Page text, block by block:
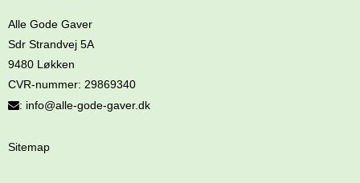
Alle Gode Gaver
Sdr Strandvej 5A
9480 Løkken
CVR-nummer: 29869340
: info@alle-gode-gaver.dk
Sitemap